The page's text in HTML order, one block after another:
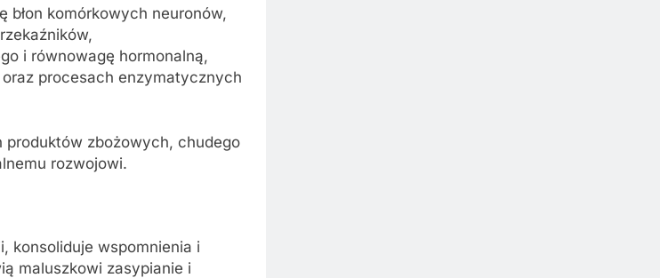
błon komórkowych neuronów,
i równowagę hormonalną,
procesach enzymatycznych
produktów zbożowych, chudego
rozwojowi.
konsoliduje wspomnienia i
maluszkowi zasypianie i